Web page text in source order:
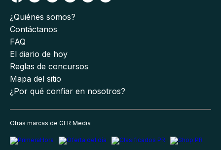
¿Quiénes somos?
Contáctanos
FAQ
El diario de hoy
Reglas de concursos
Mapa del sitio
¿Por qué confiar en nosotros?
Otras marcas de GFR Media